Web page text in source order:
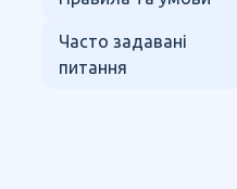
Часто задавані
питання